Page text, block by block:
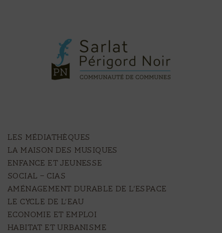
LES MÉDIATHÈQUES
LA MAISON DES MUSIQUES
ENFANCE ET JEUNESSE
SOCIAL – CIAS
AMÉNAGEMENT DURABLE DE L’ESPACE
LE CYCLE DE L’EAU
ECONOMIE ET EMPLOI
HABITAT ET URBANISME